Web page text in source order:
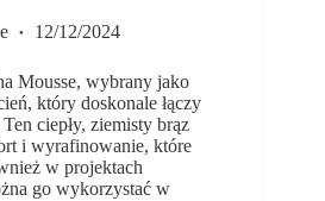
12/12/2024
Mousse, wybrany jako
który doskonale łączy
ciepły, ziemisty brąz
i wyrafinowanie, które
w projektach
go wykorzystać w